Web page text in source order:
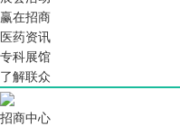
赢在招商
医药资讯
专科展馆
了解联众
招商中心